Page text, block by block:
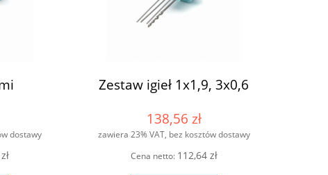
dostawy
Zestaw igieł 1x1,9, 3x0,6
138,56 zł
zawiera 23% VAT, bez kosztów dostawy
Cena netto: 112,64 zł